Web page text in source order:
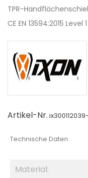
TPR-
CE EN 13594:2015
Artikel-Nr.
Technische Daten
Material: